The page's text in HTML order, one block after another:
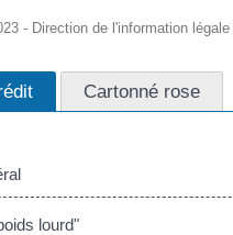
- Direction de l'information
Cartonné rose
lourd"